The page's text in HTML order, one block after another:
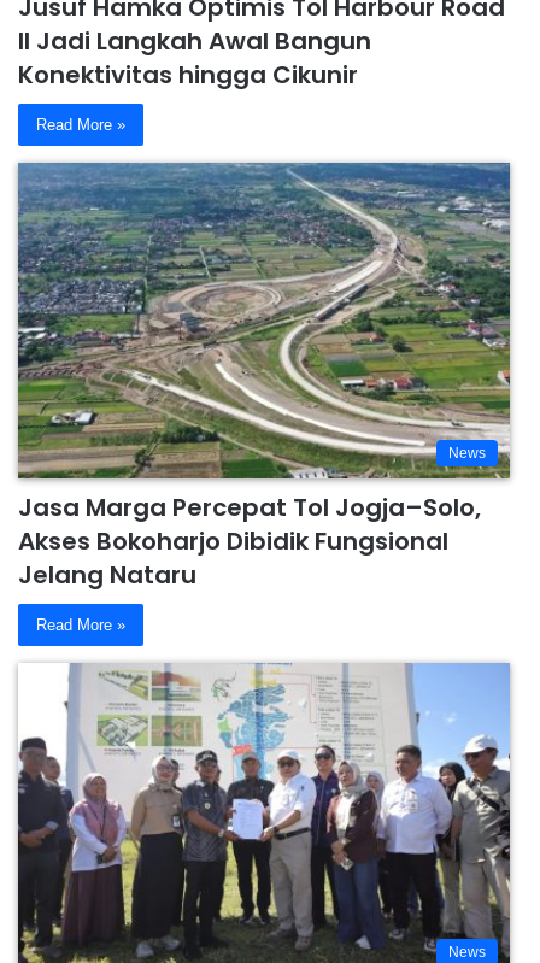
Jusuf Hamka Optimis Tol Harbour Road
II Jadi Langkah Awal Bangun
Konektivitas hingga Cikunir
Read More »
News
Jasa Marga Percepat Tol Jogja–Solo,
Akses Bokoharjo Dibidik Fungsional
Jelang Nataru
Read More »
News